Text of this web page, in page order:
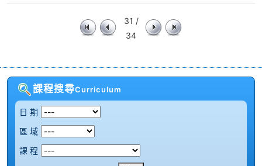
31 /
34
課程搜尋Curriculum
日 期
區 域
課 程